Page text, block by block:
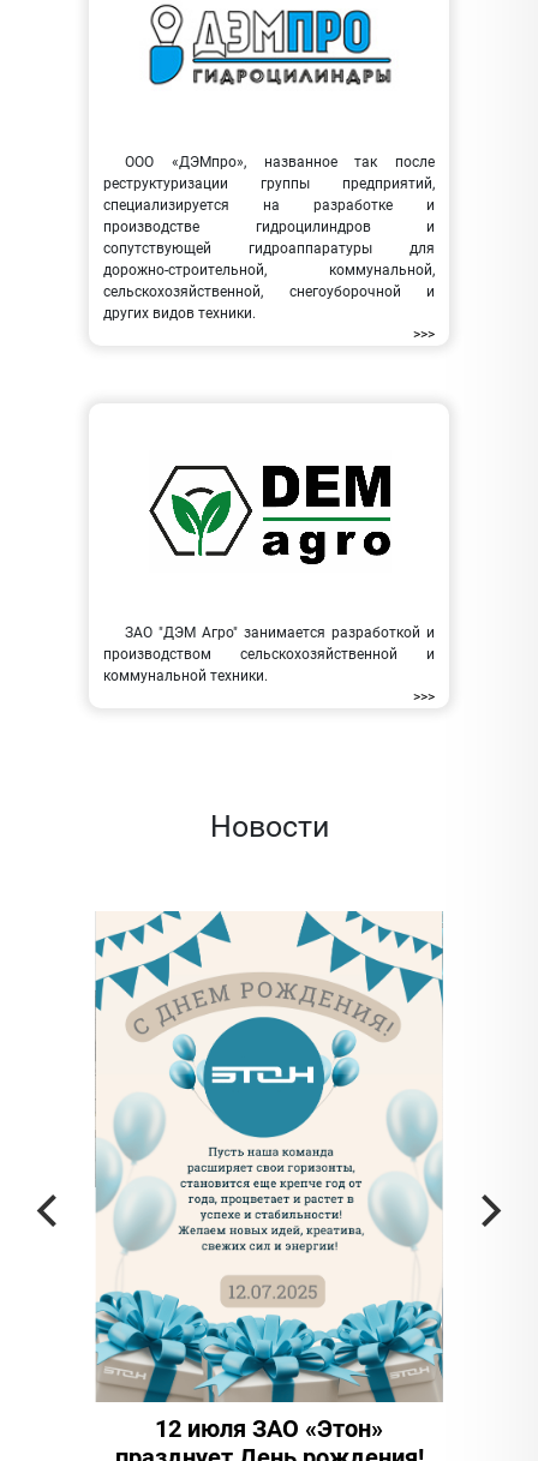
ООО «ДЭМпро», названное так после
реструктуризации группы предприятий,
специализируется на разработке и
производстве гидроцилиндров и
сопутствующей гидроаппаратуры для
дорожно-строительной, коммунальной,
сельскохозяйственной, снегоуборочной и
других видов техники.
>>>
ЗАО "ДЭМ Агро" занимается разработкой и
производством сельскохозяйственной и
коммунальной техники.
>>>
Новости
12 июля ЗАО «Этон»